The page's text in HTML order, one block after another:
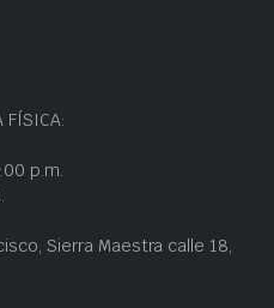
FÍSICA:
p.m.
Sierra Maestra calle 18,